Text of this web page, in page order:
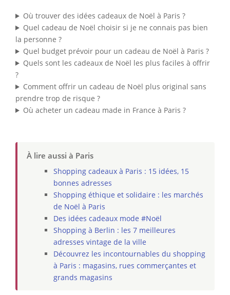
Où trouver des idées cadeaux de Noël à Paris ?
Quel cadeau de Noël choisir si je ne connais pas bien
la personne ?
Quel budget prévoir pour un cadeau de Noël à Paris ?
Quels sont les cadeaux de Noël les plus faciles à offrir
?
Comment offrir un cadeau de Noël plus original sans
prendre trop de risque ?
Où acheter un cadeau made in France à Paris ?
À lire aussi à Paris
Shopping cadeaux à Paris : 15 idées, 15
bonnes adresses
Shopping éthique et solidaire : les marchés
de Noël à Paris
Des idées cadeaux mode #Noël
Shopping à Berlin : les 7 meilleures
adresses vintage de la ville
Découvrez les incontournables du shopping
à Paris : magasins, rues commerçantes et
grands magasins